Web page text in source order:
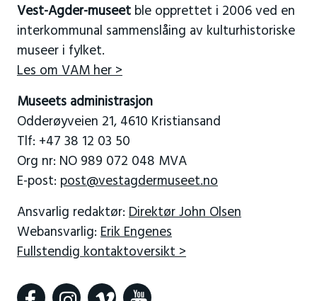
Vest-Agder-museetble opprettet i 2006 ved en
interkommunal sammenslåing av kulturhistoriske
museer i fylket.
Les om VAM her >
Museets administrasjon
Odderøyveien 21, 4610 Kristiansand
Tlf: +47 38 12 03 50
Org nr: NO 989 072 048 MVA
E-post: post@vestagdermuseet.no
Ansvarlig redaktør: Direktør John Olsen
Webansvarlig: Erik Engenes
Fullstendig kontaktoversikt >